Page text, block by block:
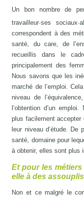
Un bon nombre de
travailleur·ses
correspondent à des
santé, du care, de
recueillis dans le
principalement des
Nous savons que les
marché de l’emploi.
niveau de
l’obtention d’un
plus facilement accepter
leur niveau d’étude. De
santé, domaine pour
à obtenir, elles sont plus
Et pour les
elle à des
Non et ce malgré le